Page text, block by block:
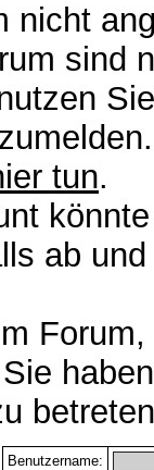
nicht
sind
tun.
ab
Benutzername: